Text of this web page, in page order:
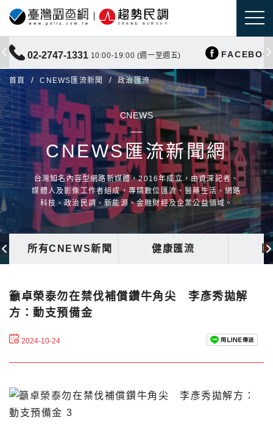
02-2747-1331 10:00-19:00 (週一至週五)
首頁 CNEWS匯流新聞 政治匯流
CNEWS
CNEWS匯流新聞網
台灣知名內容型網路新媒體，2016年成立，由資深記者、
媒體人及影像工作者組成，專精數位匯流、醫藥生活、網路
科技、政治民調、新能源、金融財經及企業公益領域。
所有CNEWS新聞 健康匯流
籲卓榮泰勿在禁伐補償鑽牛角尖 李彥秀拋解
方：動支預備金
2024-10-24